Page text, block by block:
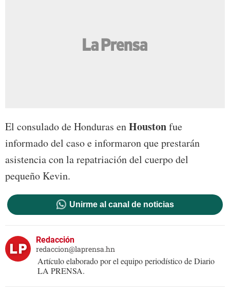
El consulado de Honduras enHoustonfue
informado del caso e informaron que prestarán
asistencia con la repatriación del cuerpo del
pequeño Kevin.
Unirme al canal de noticias
Redacción
redaccion@laprensa.hn
Artículo elaborado por el equipo periodístico de Diario
LA PRENSA.